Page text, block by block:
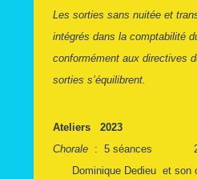
Les sorties sans nuitée et
intégrés dans la comptabilité
conformément aux directives
sorties s’équilibrent.
Ateliers 2023
Chorale : 5 séances 25
Dominique Dedieu et son